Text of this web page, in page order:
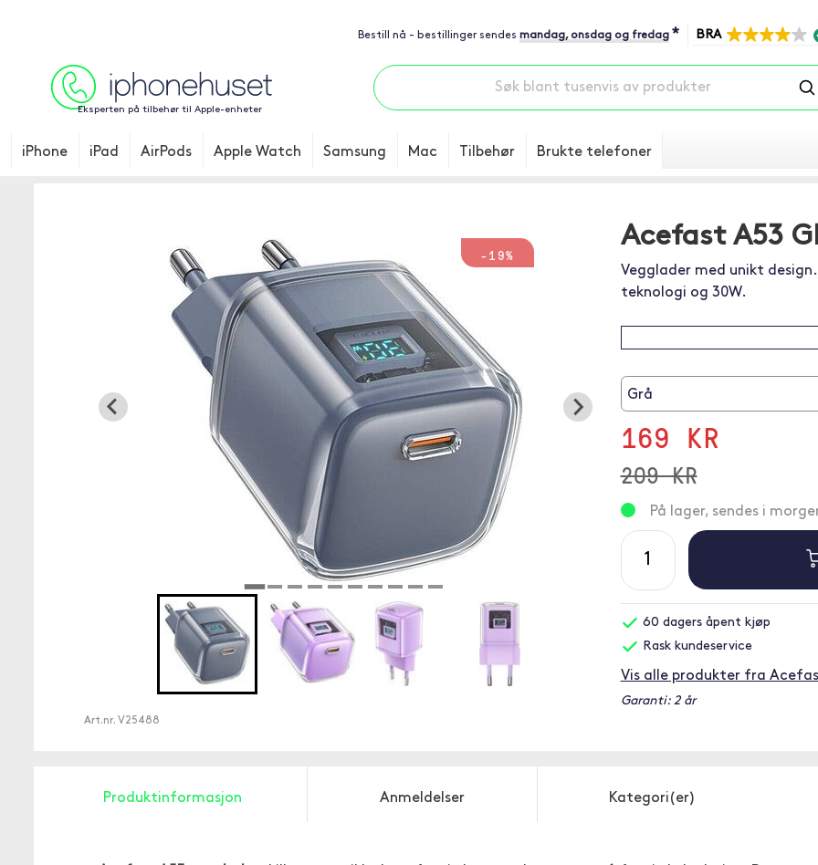
Bestill nå - bestillinger sendes mandag, onsdag og fredag * BRA
Eksperten på tilbehør til Apple-enheter
iPhone iPad AirPods Apple Watch Samsung Mac Tilbehør Brukte telefoner
-19%
Art.nr. V25488
Acefast A53
Vegglader med unikt
teknologi og 30W.
Grå
169 KR
209 KR
På lager, sendes i
60 dagers åpent kjøp
Rask kundeservice
Vis alle produkter fra
Garanti: 2 år
Produktinformasjon Anmeldelser Kategori(er)